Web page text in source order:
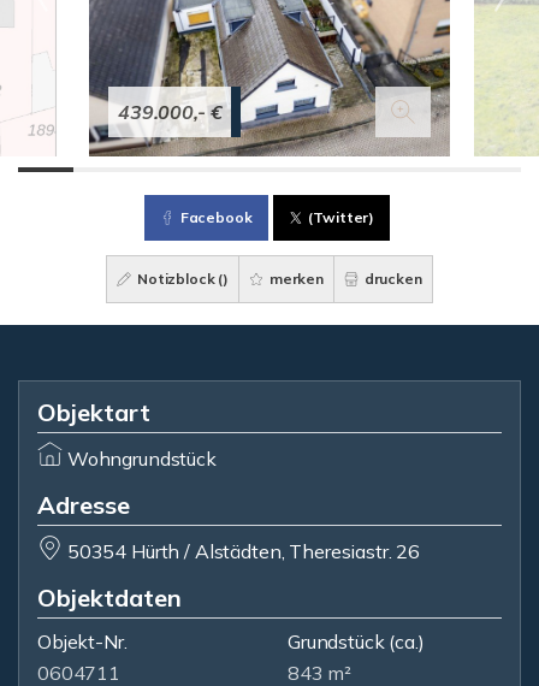
439.000,- €
Facebook (Twitter)
Notizblock () merken drucken
Objektart
Wohngrundstück
Adresse
50354 Hürth / Alstädten, Theresiastr. 26
Objektdaten
Objekt-Nr.
0604711
Grundstück(ca.)
843 m²